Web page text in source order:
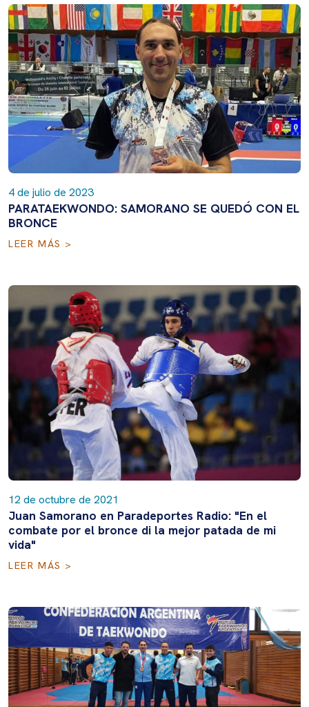
4 de julio de 2023
PARATAEKWONDO: SAMORANO SE QUEDÓ CON EL
BRONCE
LEER MÁS >
12 de octubre de 2021
Juan Samorano en Paradeportes Radio: "En el
combate por el bronce di la mejor patada de mi
vida"
LEER MÁS >